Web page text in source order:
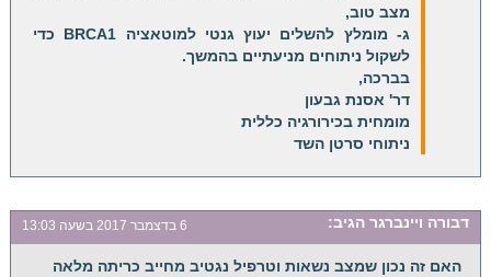
מצב טוב,
ג- מומלץ להשלים יעוץ גנטי למוטאציה BRCA1 כדי
לשקול ניתוחים מניעתיים בהמשך.
בברכה,
דר' אסנת גבעון
מומחית בכירורגיה כללית
ניתוחי סרטן השד
דבורה ויינברגר הגיב: 6 בדצמבר 2017 בשעה 13:03
האם זה נכון שמצב נשאות וטרפיל נגטיב מחייב כריתה מלאה